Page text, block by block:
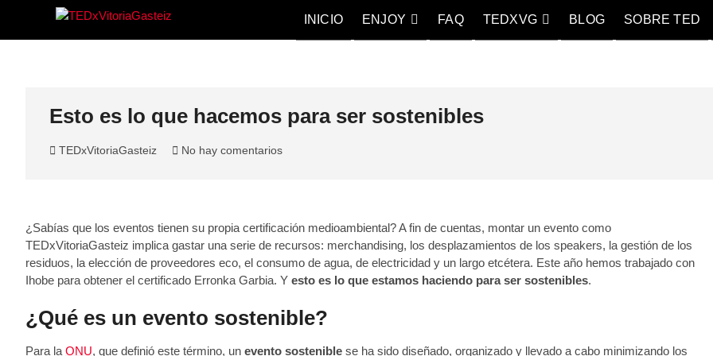
contenido
TEDxVitoriaGasteiz
TEDXVITORIAGASTEIZ, IDEAS QUE LO CAMBIAN TODO
INICIO ENJOY FAQ TEDXVG BLOG SOBRE TED
Esto es lo que hacemos para ser sostenibles
TEDxVitoriaGasteiz No hay comentarios
¿Sabías que los eventos tienen su propia certificación medioambiental? A fin de cuentas, montar un evento como
TEDxVitoriaGasteiz implica gastar una serie de recursos: merchandising, los desplazamientos de los speakers, la gestión de los
residuos, la elección de proveedores eco, el consumo de agua, de electricidad y un largo etcétera. Este año hemos trabajado con
Ihobe para obtener el certificado Erronka Garbia. Y esto es lo que estamos haciendo para ser sostenibles.
¿Qué es un evento sostenible?
Para la ONU, que definió este término, un evento sostenible se ha sido diseñado, organizado y llevado a cabo minimizando los